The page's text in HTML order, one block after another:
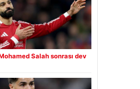
Salah sonrası dev